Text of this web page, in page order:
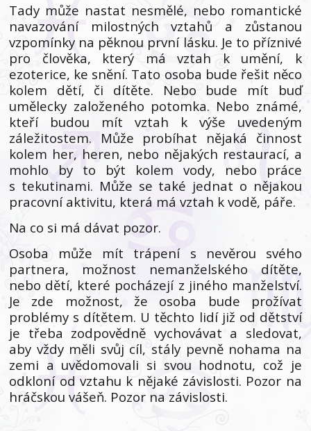
Tady může nastat nesmělé, nebo romantické
navazování milostných vztahů a zůstanou
vzpomínky na pěknou první lásku. Je to příznivé
pro člověka, který má vztah k umění, k
ezoterice, ke snění. Tato osoba bude řešit něco
kolem dětí, či dítěte. Nebo bude mít buď
umělecky založeného potomka. Nebo známé,
kteří budou mít vztah k výše uvedeným
záležitostem. Může probíhat nějaká činnost
kolem her, heren, nebo nějakých restaurací, a
mohlo by to být kolem vody, nebo práce
s tekutinami. Může se také jednat o nějakou
pracovní aktivitu, která má vztah k vodě, páře.
Na co si má dávat pozor.
Osoba může mít trápení s nevěrou svého
partnera, možnost nemanželského dítěte,
nebo dětí, které pocházejí z jiného manželství.
Je zde možnost, že osoba bude prožívat
problémy s dítětem. U těchto lidí již od dětství
je třeba zodpovědně vychovávat a sledovat,
aby vždy měli svůj cíl, stály pevně nohama na
zemi a uvědomovali si svou hodnotu, což je
odkloní od vztahu k nějaké závislosti. Pozor na
hráčskou vášeň. Pozor na závislosti.